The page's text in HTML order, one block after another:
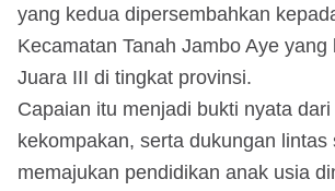
yang kedua dipersembahkan
Kecamatan Tanah Jambo Aye yang
Juara III di tingkat provinsi.
Capaian itu menjadi bukti nyata
kekompakan, serta dukungan lintas
memajukan pendidikan anak usia